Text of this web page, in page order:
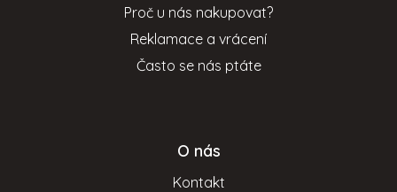
Proč u nás nakupovat?
Reklamace a vrácení
Často se nás ptáte
O nás
Kontakt